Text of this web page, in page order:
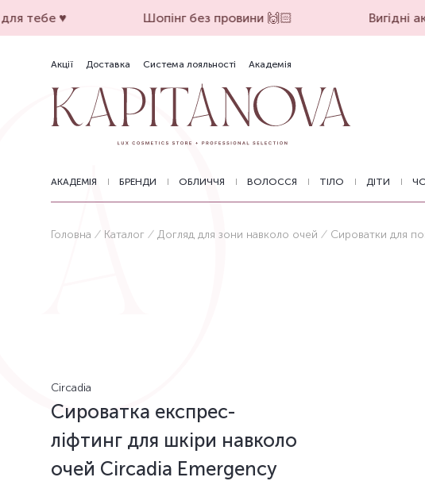
тебе ♥️ Шопінг без провини 🙌🏻 Вигідні
Акції Доставка Система лояльності Академія
АКАДЕМІЯ БРЕНДИ ОБЛИЧЧЯ ВОЛОССЯ ТІЛО ДІТИ
Головна Каталог Догляд для зони навколо очей Сироватки для
Circadia
Сироватка експрес-
ліфтинг для шкіри навколо
очей Circadia Emergency